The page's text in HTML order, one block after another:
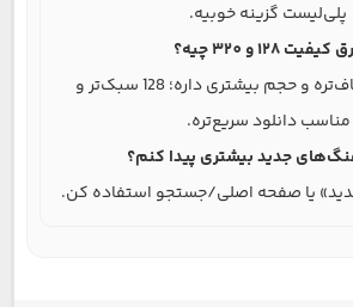
پلی‌لیست گزینه خوبیه.
128 و 320 چیه؟
کیفیت 320 شفاف‌تره و حجم بیشتری داره؛ 128 سبک‌تر و
مناسب دانلود سریع‌تره.
جدید بیشتری پیدا کنم؟
یا صفحه اصلی/جستجو استفاده کن.